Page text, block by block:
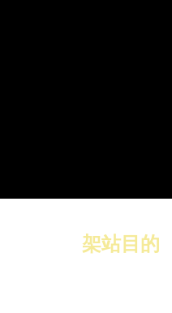
​架站目的